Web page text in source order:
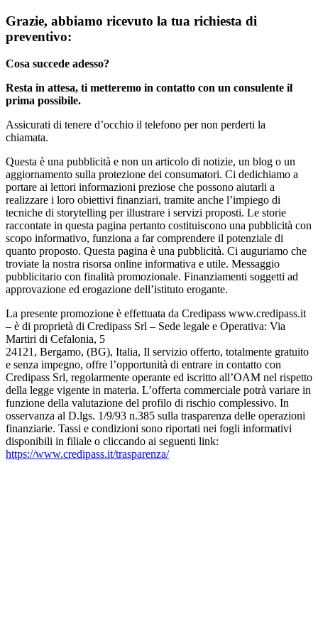
Grazie, abbiamo ricevuto la tua richiesta di
preventivo:
Cosa succede adesso?
Resta in attesa, ti metteremo in contatto con un consulente il
prima possibile.
Assicurati di tenere d’occhio il telefono per non perderti la
chiamata.
Questa è una pubblicità e non un articolo di notizie, un blog o un
aggiornamento sulla protezione dei consumatori. Ci dedichiamo a
portare ai lettori informazioni preziose che possono aiutarli a
realizzare i loro obiettivi finanziari, tramite anche l’impiego di
tecniche di storytelling per illustrare i servizi proposti. Le storie
raccontate in questa pagina pertanto costituiscono una pubblicità con
scopo informativo, funziona a far comprendere il potenziale di
quanto proposto. Questa pagina è una pubblicità. Ci auguriamo che
troviate la nostra risorsa online informativa e utile. Messaggio
pubblicitario con finalità promozionale. Finanziamenti soggetti ad
approvazione ed erogazione dell’istituto erogante.
La presente promozione è effettuata da Credipass www.credipass.it
– è di proprietà di Credipass Srl – Sede legale e Operativa: Via
Martiri di Cefalonia, 5
24121, Bergamo, (BG), Italia, Il servizio offerto, totalmente gratuito
e senza impegno, offre l’opportunità di entrare in contatto con
Credipass Srl, regolarmente operante ed iscritto all’OAM nel rispetto
della legge vigente in materia. L’offerta commerciale potrà variare in
funzione della valutazione del profilo di rischio complessivo. In
osservanza al D.lgs. 1/9/93 n.385 sulla trasparenza delle operazioni
finanziarie. Tassi e condizioni sono riportati nei fogli informativi
disponibili in filiale o cliccando ai seguenti link:
https://www.credipass.it/trasparenza/